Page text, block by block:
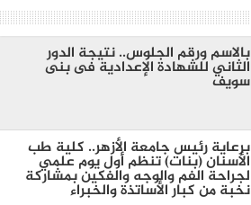
بالاسم ورقم الجلوس.. نتيجة الدور
الثاني للشهادة الإعدادية فى بنى
سويف
برعاية رئيس جامعة الأزهر.. كلية طب
الأسنان (بنات) تنظم أول يوم علمي
لجراحة الفم والوجه والفكين بمشاركة
نخبة من كبار الأساتذة والخبراء